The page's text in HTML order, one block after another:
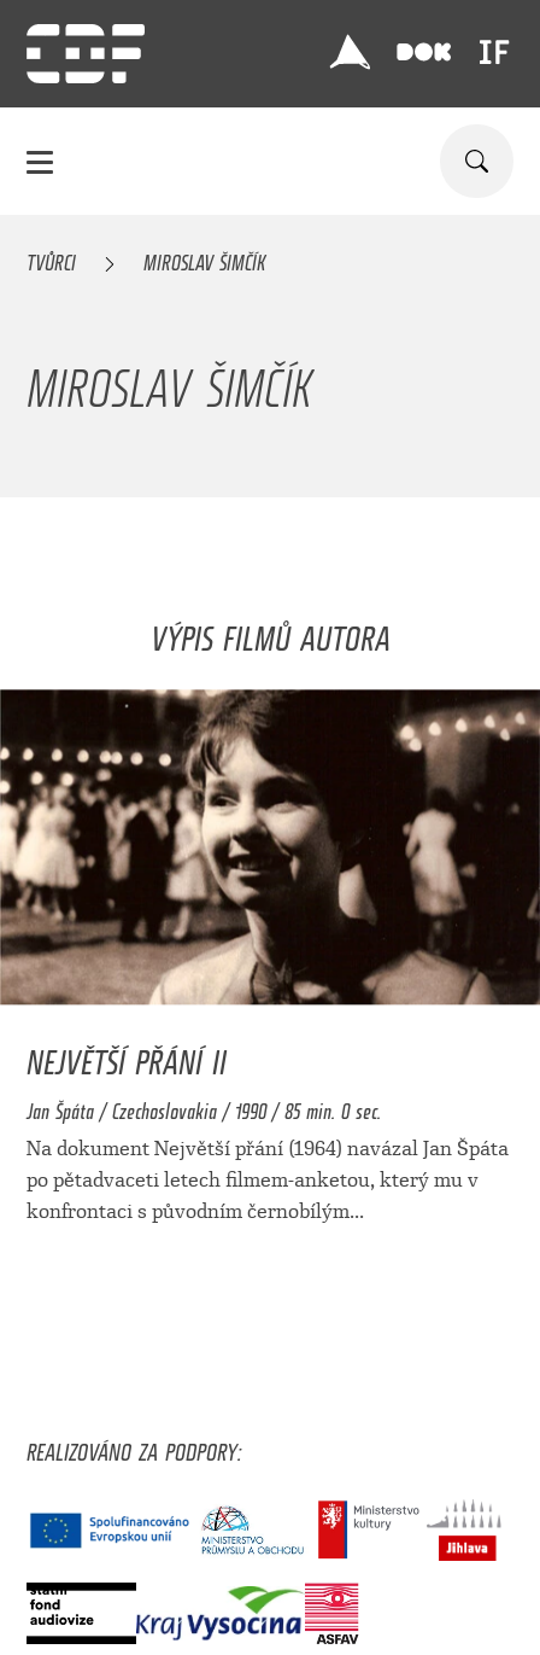
TVŮRCI MIROSLAV ŠIMČÍK
MIROSLAV ŠIMČÍK
VÝPIS FILMŮ AUTORA
NEJVĚTŠÍ PŘÁNÍ II
Jan Špáta / Czechoslovakia / 1990 / 85 min. 0 sec.
Na dokument Největší přání (1964) navázal Jan Špáta
po pětadvaceti letech filmem-anketou, který mu v
konfrontaci s původním černobílým...
REALIZOVÁNO ZA PODPORY: